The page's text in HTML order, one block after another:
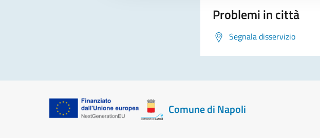
Problemi in città
Segnala disservizio
Comune di Napoli